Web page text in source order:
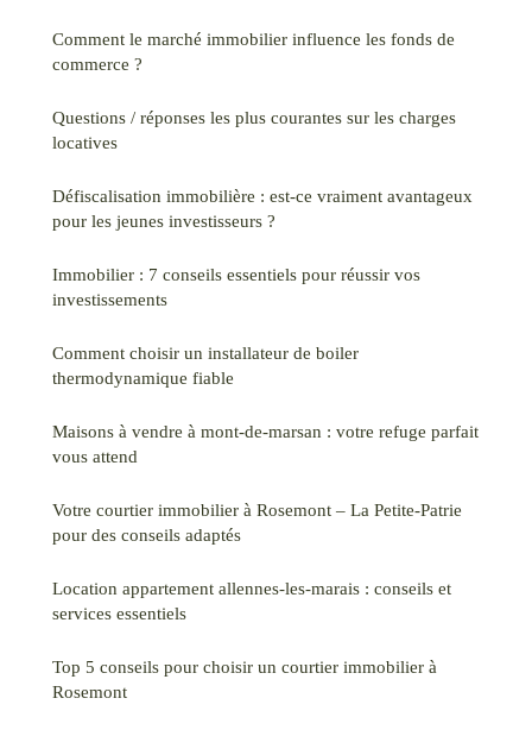
Comment le marché immobilier influence les fonds de
commerce ?
Questions / réponses les plus courantes sur les charges
locatives
Défiscalisation immobilière : est-ce vraiment avantageux
pour les jeunes investisseurs ?
Immobilier : 7 conseils essentiels pour réussir vos
investissements
Comment choisir un installateur de boiler
thermodynamique fiable
Maisons à vendre à mont-de-marsan : votre refuge parfait
vous attend
Votre courtier immobilier à Rosemont – La Petite-Patrie
pour des conseils adaptés
Location appartement allennes-les-marais : conseils et
services essentiels
Top 5 conseils pour choisir un courtier immobilier à
Rosemont